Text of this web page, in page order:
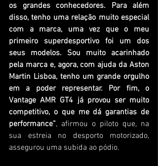
os grandes conhecedores. Para além
disso, tenho uma relação muito especial
com a marca, uma vez que o meu
primeiro superdesportivo foi um dos
seus modelos. Sou muito acarinhado
pela marca e, agora, com ajuda da Aston
Martin Lisboa, tenho um grande orgulho
em a poder representar. Por fim, o
Vantage AMR GT4 já provou ser muito
competitivo, o que me dá garantias de
performance”, afirmou o piloto que, na
sua estreia no desporto motorizado,
assegurou uma subida ao pódio.